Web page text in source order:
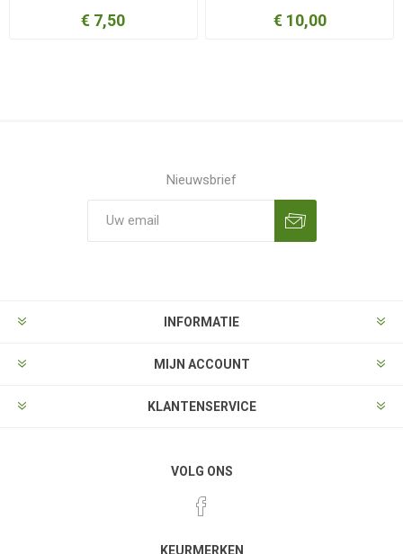
€ 7,50 € 10,00
Nieuwsbrief
INFORMATIE
MIJN ACCOUNT
KLANTENSERVICE
VOLG ONS
KEURMERKEN